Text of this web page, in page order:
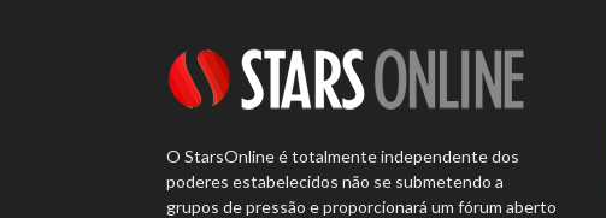
O StarsOnline é totalmente independente dos
poderes estabelecidos não se submetendo a
grupos de pressão e proporcionará um fórum aberto